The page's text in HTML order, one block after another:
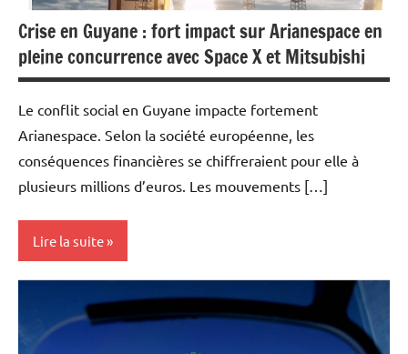
Crise en Guyane : fort impact sur Arianespace en
pleine concurrence avec Space X et Mitsubishi
Le conflit social en Guyane impacte fortement
Arianespace. Selon la société européenne, les
conséquences financières se chiffreraient pour elle à
plusieurs millions d’euros. Les mouvements […]
Lire la suite
Aéronautique